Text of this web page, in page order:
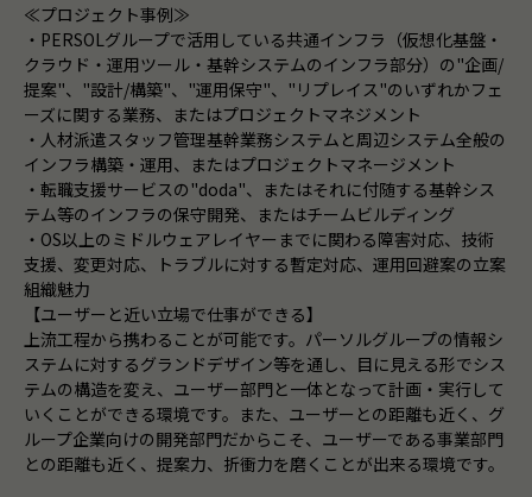
≪プロジェクト事例≫
・PERSOLグループで活用している共通インフラ（仮想化基盤・
クラウド・運用ツール・基幹システムのインフラ部分）の"企画/
提案"、"設計/構築"、"運用保守"、"リプレイス"のいずれかフェ
ーズに関する業務、またはプロジェクトマネジメント
・人材派遣スタッフ管理基幹業務システムと周辺システム全般の
インフラ構築・運用、またはプロジェクトマネージメント
・転職支援サービスの"doda"、またはそれに付随する基幹シス
テム等のインフラの保守開発、またはチームビルディング
・OS以上のミドルウェアレイヤーまでに関わる障害対応、技術
支援、変更対応、トラブルに対する暫定対応、運用回避案の立案
組織魅力
【ユーザーと近い立場で仕事ができる】
上流工程から携わることが可能です。パーソルグループの情報シ
ステムに対するグランドデザイン等を通し、目に見える形でシス
テムの構造を変え、ユーザー部門と一体となって計画・実行して
いくことができる環境です。また、ユーザーとの距離も近く、グ
ループ企業向けの開発部門だからこそ、ユーザーである事業部門
との距離も近く、提案力、折衝力を磨くことが出来る環境です。